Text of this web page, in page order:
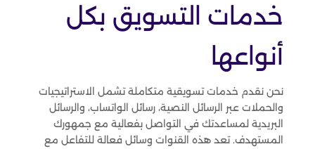
خدمات التسويق بكل
أنواعها
نحن نقدم خدمات تسويقية متكاملة تشمل الاستراتيجيات
والحملات عبر الرسائل النصية، رسائل الواتساب، والرسائل
البريدية لمساعدتك في التواصل بفعالية مع جمهورك
المستهدف. تعد هذه القنوات وسائل فعالة للتفاعل مع